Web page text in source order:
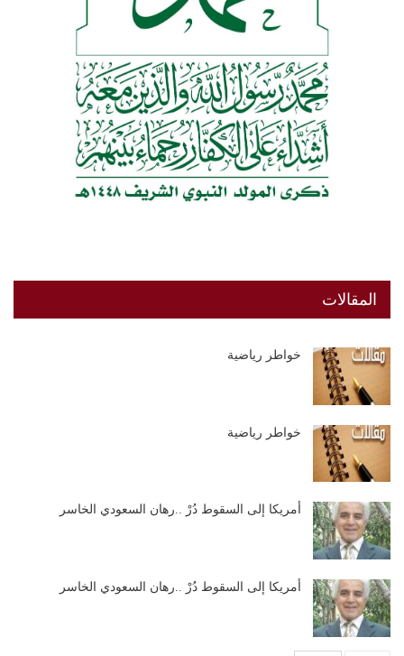
المقالات
خواطر رياضية
خواطر رياضية
أمريكا إلى السقوط دُرْ ..رهان السعودي الخاسر
أمريكا إلى السقوط دُرْ ..رهان السعودي الخاسر